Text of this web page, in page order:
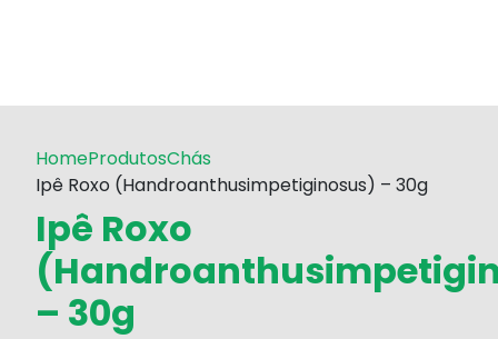
HomeProdutosChás
Ipê Roxo (Handroanthusimpetiginosus) – 30g
Ipê Roxo
– 30g